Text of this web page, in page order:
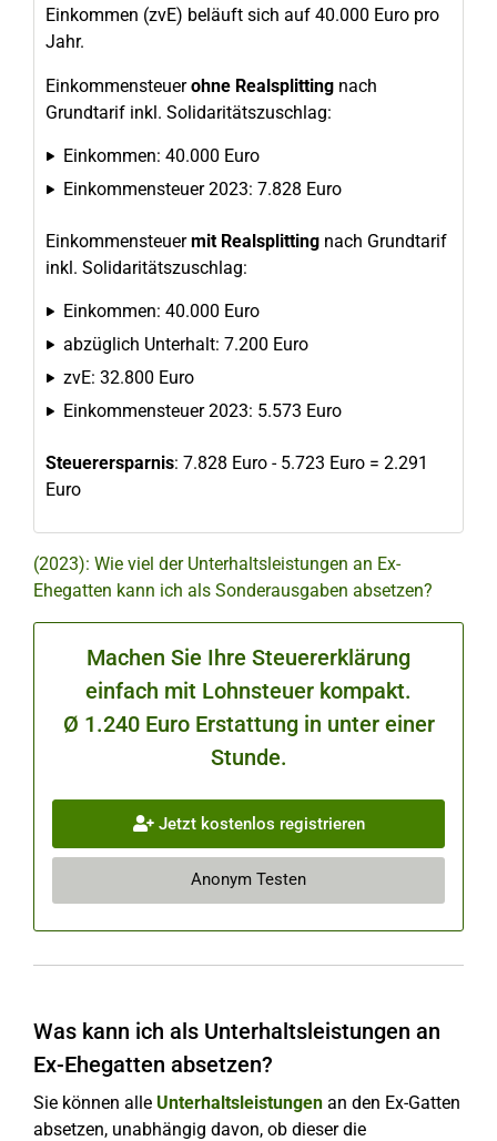
Einkommen (zvE) beläuft sich auf 40.000 Euro pro
Jahr.
Einkommensteuerohne Realsplitting nach
Grundtarif inkl. Solidaritätszuschlag:
Einkommen: 40.000 Euro
Einkommensteuer 2023: 7.828 Euro
Einkommensteuermit Realsplitting nach Grundtarif
inkl. Solidaritätszuschlag:
Einkommen: 40.000 Euro
abzüglich Unterhalt: 7.200 Euro
zvE: 32.800 Euro
Einkommensteuer 2023: 5.573 Euro
Steuerersparnis: 7.828 Euro - 5.723 Euro = 2.291
Euro
(2023): Wie viel der Unterhaltsleistungen an Ex-
Ehegatten kann ich als Sonderausgaben absetzen?
Machen Sie Ihre Steuererklärung
einfach mit Lohnsteuer kompakt.
Ø 1.240 Euro Erstattung in unter einer
Stunde.
Jetzt kostenlos registrieren
Anonym Testen
Was kann ich als Unterhaltsleistungen an
Ex-Ehegatten absetzen?
Sie können alle Unterhaltsleistungen an den Ex-Gatten
absetzen, unabhängig davon, ob dieser die